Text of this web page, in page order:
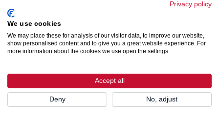
Produktblad / Monteringsanvisning
Läs vidare här
Privacy policy
We use cookies
We may place these for analysis of our visitor data, to improve our website,
show personalised content and to give you a great website experience. For
more information about the cookies we use open the settings.
Accept all
Deny No, adjust